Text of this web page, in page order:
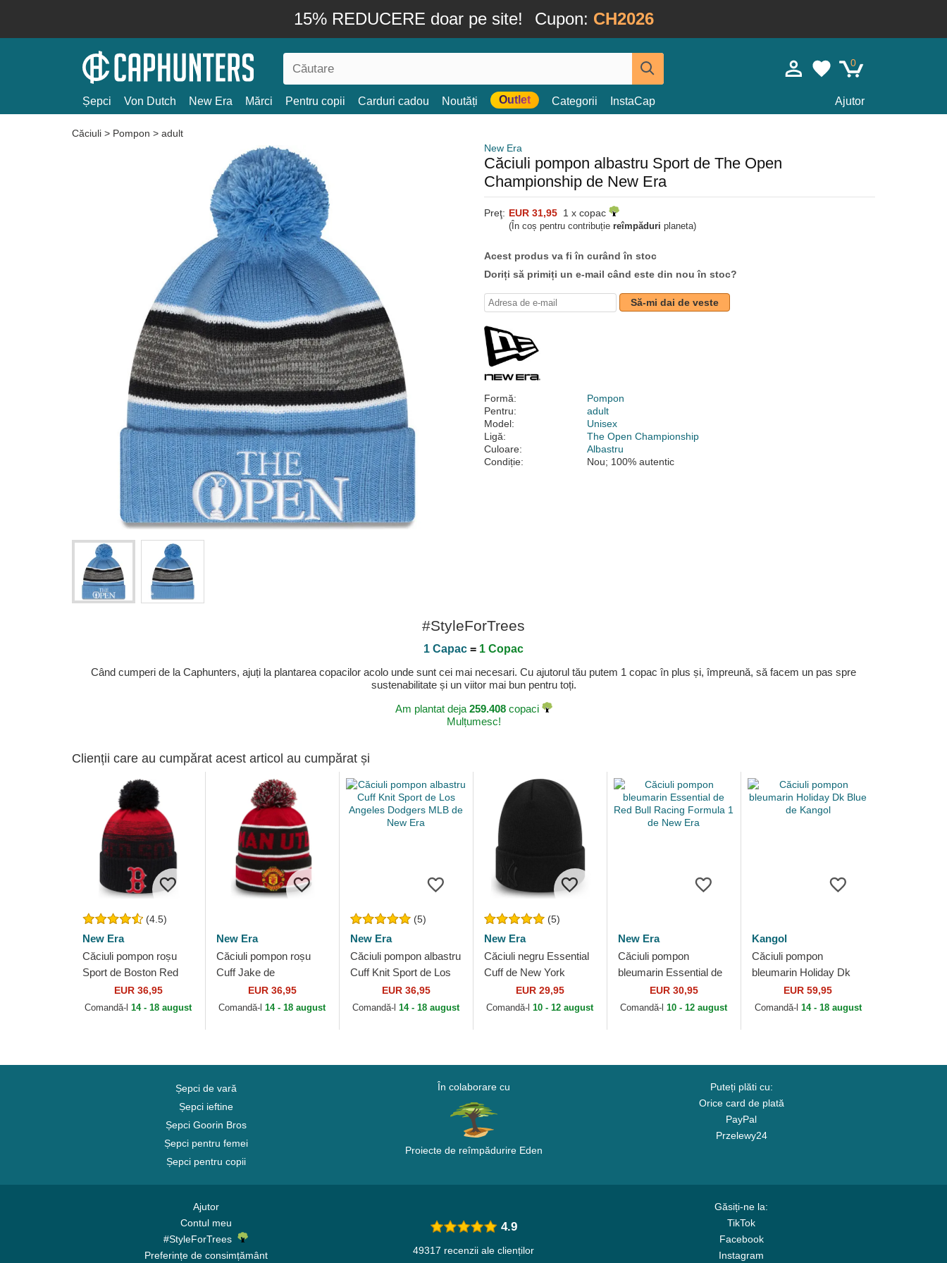
15% REDUCERE doar pe site! Cupon: CH2026
0
Șepci Von Dutch New Era Mărci Pentru copii Carduri cadou Noutăți Outlet Categorii InstaCap Ajutor
Căciuli > Pompon > adult
New Era
Căciuli pompon albastru Sport de The Open
Championship de New Era
Preţ: EUR 31,95 1 x copac
(În coș pentru contribuție reîmpăduri planeta)
Acest produs va fi în curând în stoc
Doriți să primiți un e-mail când este din nou în stoc?
Să-mi dai de veste
Formă:
Pompon
Pentru:
adult
Model:
Unisex
Ligă:
The Open Championship
Culoare:
Albastru
Condiție:
Nou; 100% autentic
#StyleForTrees
1 Capac = 1 Copac
Când cumperi de la Caphunters, ajuți la plantarea copacilor acolo unde sunt cei mai necesari. Cu ajutorul tău putem 1 copac în plus și, împreună, să facem un pas spre
sustenabilitate și un viitor mai bun pentru toți.
Am plantat deja 259.408copaci
Mulțumesc!
Clienții care au cumpărat acest articol au cumpărat și
(4.5)
New Era
Căciuli pompon roșu
Sport de Boston Red
Sox MLB de New Era
EUR 36,95
Comandă-l14 - 18 august
New Era
Căciuli pompon roșu
Cuff Jake de
Manchester United
Football Club Premier
EUR 36,95
Comandă-l14 - 18 august
(5)
New Era
Căciuli pompon albastru
Cuff Knit Sport de Los
Angeles Dodgers MLB
de New Era
EUR 36,95
Comandă-l14 - 18 august
(5)
New Era
Căciuli negru Essential
Cuff de New York
Yankees MLB de New
Era
EUR 29,95
Comandă-l10 - 12 august
New Era
Căciuli pompon
bleumarin Essential de
Red Bull Racing
Formula 1 de New Era
EUR 30,95
Comandă-l10 - 12 august
Kangol
Căciuli pompon
bleumarin Holiday Dk
Blue de Kangol
EUR 59,95
Comandă-l 14 - 18 august
Șepci de vară
Șepci ieftine
Șepci Goorin Bros
Șepci pentru femei
Șepci pentru copii
În colaborare cu
Proiecte de reîmpădurire Eden
Puteți plăti cu:
Orice card de plată
PayPal
Przelewy24
Ajutor
Contul meu
#StyleForTrees
Preferințe de consimțământ
Găsiți-ne la:
TikTok
Facebook
Instagram
4.9
49317 recenzii ale clienților